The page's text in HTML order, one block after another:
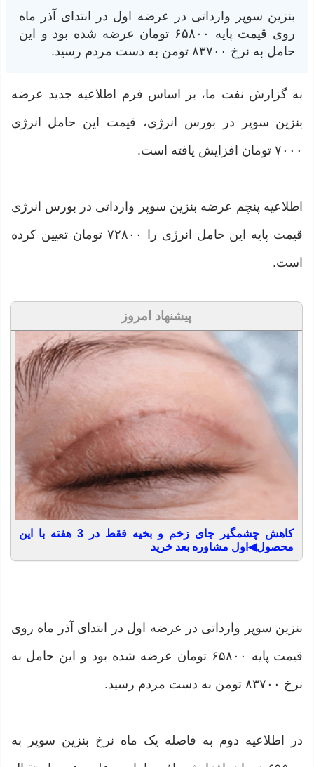
بنزین سوپر وارداتی در عرضه اول در ابتدای آذر ماه
روی قیمت پایه ۶۵۸۰۰ تومان عرضه شده بود و این
حامل به نرخ ۸۳۷۰۰ تومن به دست مردم رسید.
به گزارش نفت ما، بر اساس فرم اطلاعیه جدید عرضه
بنزین سوپر در بورس انرژی، قیمت این حامل انرژی
۷۰۰۰ تومان افزایش یافته است.
اطلاعیه پنچم عرضه بنزین سوپر وارداتی در بورس انرژی
قیمت پایه این حامل انرژی را ۷۲۸۰۰ تومان تعیین کرده
است.
پیشنهاد امروز
کاهش چشمگیر جای زخم و بخیه فقط در 3 هفته با این
محصول◀اول مشاوره بعد خرید
بنزین سوپر وارداتی در عرضه اول در ابتدای آذر ماه روی
قیمت پایه ۶۵۸۰۰ تومان عرضه شده بود و این حامل به
نرخ ۸۳۷۰۰ تومن به دست مردم رسید.
در اطلاعیه دوم به فاصله یک ماه نرخ بنزین سوپر به